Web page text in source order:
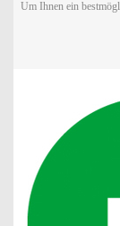
Um Ihnen ein